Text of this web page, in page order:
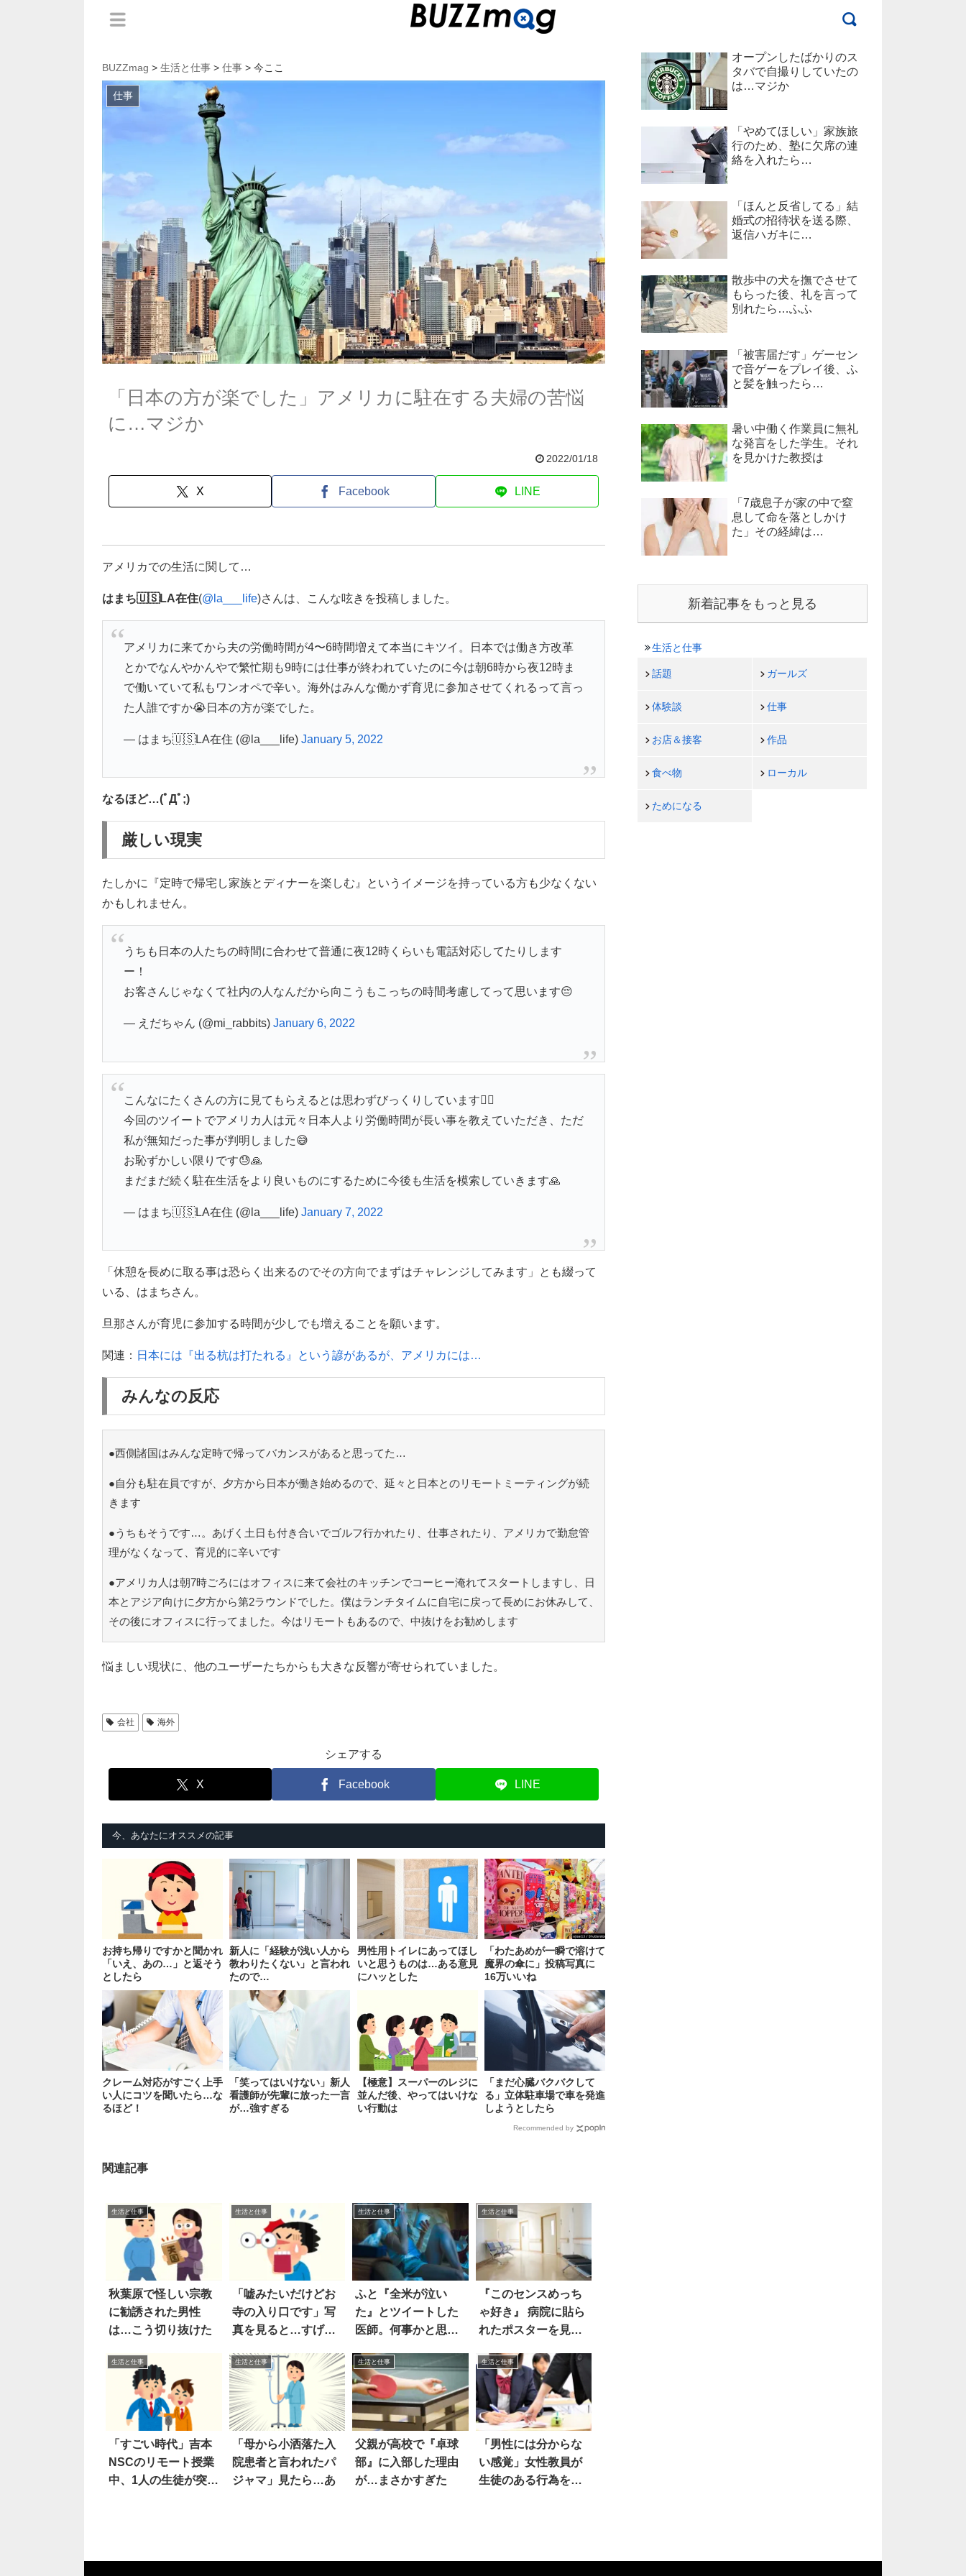
BUZZmag > 生活と仕事 > 仕事 > 今ここ
仕事
「日本の方が楽でした」アメリカに駐在する夫婦の苦悩
に…マジか
2022/01/18
X Facebook LINE
アメリカでの生活に関して…
はまち🇺🇸LA在住(@la___life)さんは、こんな呟きを投稿しました。
アメリカに来てから夫の労働時間が4〜6時間増えて本当にキツイ。日本では働き方改革
とかでなんやかんやで繁忙期も9時には仕事が終われていたのに今は朝6時から夜12時ま
で働いていて私もワンオペで辛い。海外はみんな働かず育児に参加させてくれるって言っ
た人誰ですか😭日本の方が楽でした。
— はまち🇺🇸LA在住 (@la___life) January 5, 2022
なるほど…(ﾟДﾟ;)
厳しい現実
たしかに『定時で帰宅し家族とディナーを楽しむ』というイメージを持っている方も少なくない
かもしれません。
うちも日本の人たちの時間に合わせて普通に夜12時くらいも電話対応してたりします
ー！
お客さんじゃなくて社内の人なんだから向こうもこっちの時間考慮してって思います😔
— えだちゃん (@mi_rabbits) January 6, 2022
こんなにたくさんの方に見てもらえるとは思わずびっくりしています🙇‍♀️
今回のツイートでアメリカ人は元々日本人より労働時間が長い事を教えていただき、ただ
私が無知だった事が判明しました😅
お恥ずかしい限りです😓🙏
まだまだ続く駐在生活をより良いものにするために今後も生活を模索していきます🙏
— はまち🇺🇸LA在住 (@la___life) January 7, 2022
「休憩を長めに取る事は恐らく出来るのでその方向でまずはチャレンジしてみます」とも綴って
いる、はまちさん。
旦那さんが育児に参加する時間が少しでも増えることを願います。
関連： 日本には『出る杭は打たれる』という諺があるが、アメリカには…
みんなの反応
●西側諸国はみんな定時で帰ってバカンスがあると思ってた…
●自分も駐在員ですが、夕方から日本が働き始めるので、延々と日本とのリモートミーティングが続
きます
●うちもそうです…。あげく土日も付き合いでゴルフ行かれたり、仕事されたり、アメリカで勤怠管
理がなくなって、育児的に辛いです
●アメリカ人は朝7時ごろにはオフィスに来て会社のキッチンでコーヒー淹れてスタートしますし、日
本とアジア向けに夕方から第2ラウンドでした。僕はランチタイムに自宅に戻って長めにお休みして、
その後にオフィスに行ってました。今はリモートもあるので、中抜けをお勧めします
悩ましい現状に、他のユーザーたちからも大きな反響が寄せられていました。
会社 海外
シェアする
X Facebook LINE
今、あなたにオススメの記事
お持ち帰りですかと聞かれ
「いえ、あの…」と返そう
としたら
新人に「経験が浅い人から
教わりたくない」と言われ
たので…
男性用トイレにあってほし
いと思うものは…ある意見
にハッとした
「わたあめが一瞬で溶けて
魔界の傘に」投稿写真に
16万いいね
クレーム対応がすごく上手
い人にコツを聞いたら…な
るほど！
「笑ってはいけない」新人
看護師が先輩に放った一言
が…強すぎる
【極意】スーパーのレジに
並んだ後、やってはいけな
い行動は
「まだ心臓バクバクして
る」立体駐車場で車を発進
しようとしたら
Recommended by
関連記事
生活と仕事
秋葉原で怪しい宗教
に勧誘された男性
は…こう切り抜けた
生活と仕事
「嘘みたいだけどお
寺の入り口です」写
真を見ると…すげ
生活と仕事
ふと『全米が泣い
た』とツイートした
医師。何事かと思っ
生活と仕事
『このセンスめっち
ゃ好き』 病院に貼ら
れたポスターを見
生活と仕事
「すごい時代」吉本
NSCのリモート授業
中、1人の生徒が突
生活と仕事
「母から小洒落た入
院患者と言われたパ
ジャマ」見たら…あ
生活と仕事
父親が高校で『卓球
部』に入部した理由
が…まさかすぎた
生活と仕事
「男性には分からな
い感覚」女性教員が
生徒のある行為を見
オープンしたばかりのス
タバで自撮りしていたの
は…マジか
「やめてほしい」家族旅
行のため、塾に欠席の連
絡を入れたら…
「ほんと反省してる」結
婚式の招待状を送る際、
返信ハガキに…
散歩中の犬を撫でさせて
もらった後、礼を言って
別れたら…ふふ
「被害届だす」ゲーセン
で音ゲーをプレイ後、ふ
と髪を触ったら…
暑い中働く作業員に無礼
な発言をした学生。それ
を見かけた教授は
「7歳息子が家の中で窒
息して命を落としかけ
た」その経緯は…
新着記事をもっと見る
生活と仕事
話題 ガールズ
体験談 仕事
お店＆接客 作品
食べ物 ローカル
ためになる